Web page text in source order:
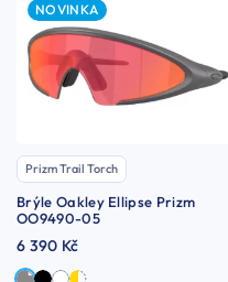
NOVINKA
Prizm Trail Torch
Brýle Oakley Ellipse Prizm
OO9490-05
6 390 Kč